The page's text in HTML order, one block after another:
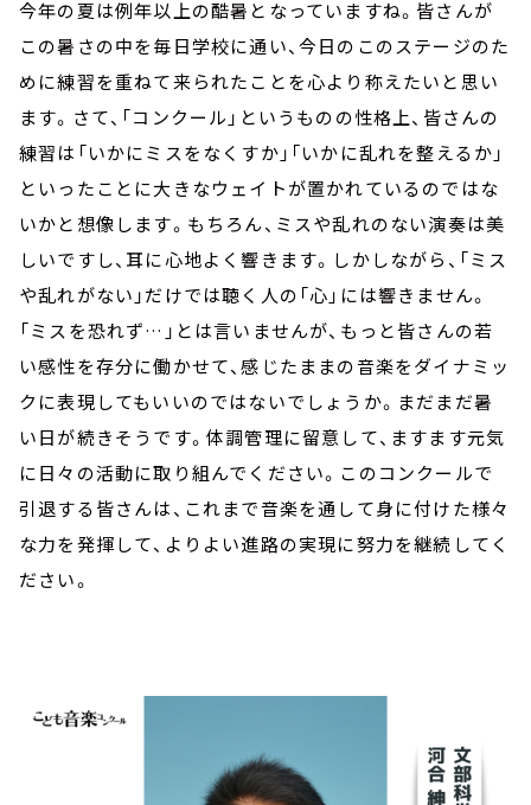
今年の夏は例年以上の酷暑となっていますね。皆さんが
この暑さの中を毎日学校に通い、今日のこのステージのた
めに練習を重ねて来られたことを心より称えたいと思い
ます。さて、「コンクール」というものの性格上、皆さんの
練習は「いかにミスをなくすか」「いかに乱れを整えるか」
といったことに大きなウェイトが置かれているのではな
いかと想像します。もちろん、ミスや乱れのない演奏は美
しいですし、耳に心地よく響きます。しかしながら、「ミス
や乱れがない」だけでは聴く人の「心」には響きません。
「ミスを恐れず…」とは言いませんが、もっと皆さんの若
い感性を存分に働かせて、感じたままの音楽をダイナミッ
クに表現してもいいのではないでしょうか。まだまだ暑
い日が続きそうです。体調管理に留意して、ますます元気
に日々の活動に取り組んでください。このコンクールで
引退する皆さんは、これまで音楽を通して身に付けた様々
な力を発揮して、よりよい進路の実現に努力を継続してく
ださい。